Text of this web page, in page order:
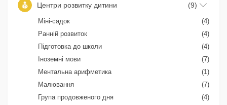
Центри розвитку дитини (9)
Міні-садок
(4)
Ранній розвиток
(4)
Підготовка до школи
(4)
Іноземні мови
(7)
Ментальна арифметика
(1)
Малювання
(7)
Група продовженого дня
(4)